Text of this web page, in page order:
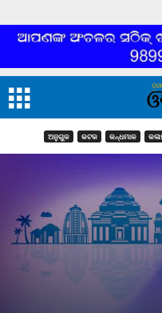
ଅନୁଗୁଳ କଟକ କନ୍ଧମାଳ